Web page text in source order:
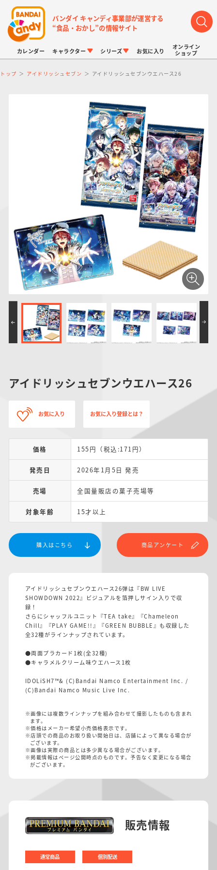
バンダイ キャンディ事業部が運営する
“食品・おかし”の情報サイト
カレンダー キャラクター
仮面ライダーシリー
ズ
PROJECT R.E.D.・
スーパー戦隊シリー
ズ
プリキュアシリーズ
ガンダムシリーズ
ポケットモンスター
ドラゴンボール
アンパンマン
サンリオキャラクタ
ーズ
シリーズ
キャラパキ
つりグミ
チョコサプ
にふぉるめーしょん
＆スクエアシール
SMPシリーズ
ポケモンキッズ
ポケモンスケールワ
ールド
キャラデコ
お気に入り
オンライン
ショップ
トップ アイドリッシュセブン アイドリッシュセブンウエハース26
アイドリッシュセブンウエハース26
お気に入り お気に入り登録とは？
価格 155円（税込:171円）
発売日 2026年1月5日 発売
売場 全国量販店の菓子売場等
対象年齢 15才以上
購入はこちら 商品アンケート
アイドリッシュセブンウエハース26弾は『BW LIVE
SHOWDOWN 2022』ビジュアルを箔押しサイン入りで収
録！
さらにシャッフルユニット『TEA take』『Chameleon
Chill』『PLAY GAME!!』『GREEN BUBBLE』も収録した
全32種がラインナップされています。
●両面プラカード1枚(全32種)
●キャラメルクリーム味ウエハース1枚
IDOLiSH7™& (C)Bandai Namco Entertainment Inc. /
(C)Bandai Namco Music Live Inc.
※画像には複数ラインナップを組み合わせて撮影したものも含まれ
ます。
※価格はメーカー希望小売価格表示です。
※店頭での商品のお取り扱い開始日は、店舗によって異なる場合が
ございます。
※画像は実際の商品とは多少異なる場合がございます。
※掲載情報はページ公開時点のものです。予告なく変更になる場合
がございます。
販売情報
通常商品 個別配送